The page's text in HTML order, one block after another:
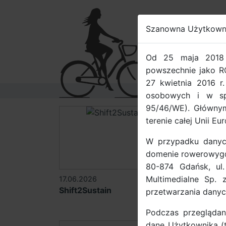
17.06.2026
Shift2Sustain
14.02.2025
SBEES
Szanowna
Od 25 maja
powszechnie jako
27 kwietnia 2016
osobowych i w
95/46/WE).
terenie całej Unii
W przypadku
domenie
80-874 Gdańsk,
Multimedialne Sp.
przetwarzania
Podczas